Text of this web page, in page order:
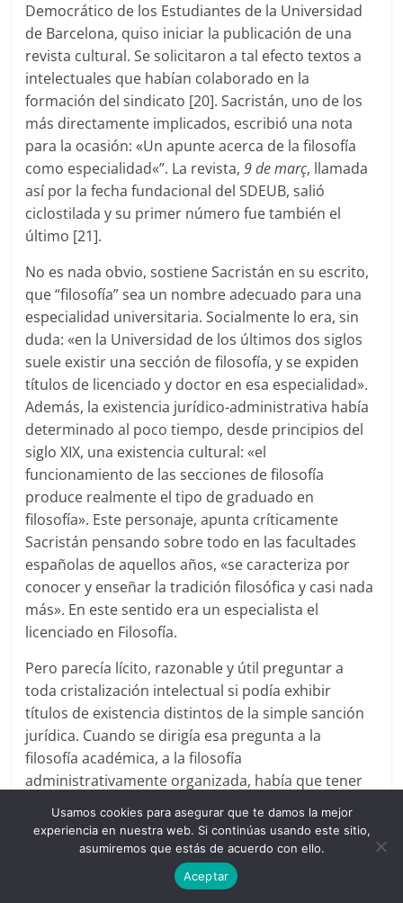
Democrático de los Estudiantes de la Universidad
de Barcelona, quiso iniciar la publicación de una
revista cultural. Se solicitaron a tal efecto textos a
intelectuales que habían colaborado en la
formación del sindicato [20]. Sacristán, uno de los
más directamente implicados, escribió una nota
para la ocasión: «Un apunte acerca de la filosofía
como especialidad«”. La revista,9 de març, llamada
así por la fecha fundacional del SDEUB, salió
ciclostilada y su primer número fue también el
último [21].
No es nada obvio, sostiene Sacristán en su escrito,
que “filosofía” sea un nombre adecuado para una
especialidad universitaria. Socialmente lo era, sin
duda: «en la Universidad de los últimos dos siglos
suele existir una sección de filosofía, y se expiden
títulos de licenciado y doctor en esa especialidad».
Además, la existencia jurídico-administrativa había
determinado al poco tiempo, desde principios del
siglo XIX, una existencia cultural: «el
funcionamiento de las secciones de filosofía
produce realmente el tipo de graduado en
filosofía». Este personaje, apunta críticamente
Sacristán pensando sobre todo en las facultades
españolas de aquellos años, «se caracteriza por
conocer y enseñar la tradición filosófica y casi nada
más». En este sentido era un especialista el
licenciado en Filosofía.
Pero parecía lícito, razonable y útil preguntar a
toda cristalización intelectual si podía exhibir
títulos de existencia distintos de la simple sanción
jurídica. Cuando se dirigía esa pregunta a la
filosofía académica, a la filosofía
administrativamente organizada, había que tener
presente que se trataba de una especialidad
relativamente joven. En la cultura greco-romana la
filosofía «no empezó como “especialidad” sino
como una visión global del mundo contrapuesta a
la tradición mitológica». La Edad Media no había
Usamos cookies para asegurar que te damos la mejor
experiencia en nuestra web. Si continúas usando este sitio,
asumiremos que estás de acuerdo con ello.
Aceptar